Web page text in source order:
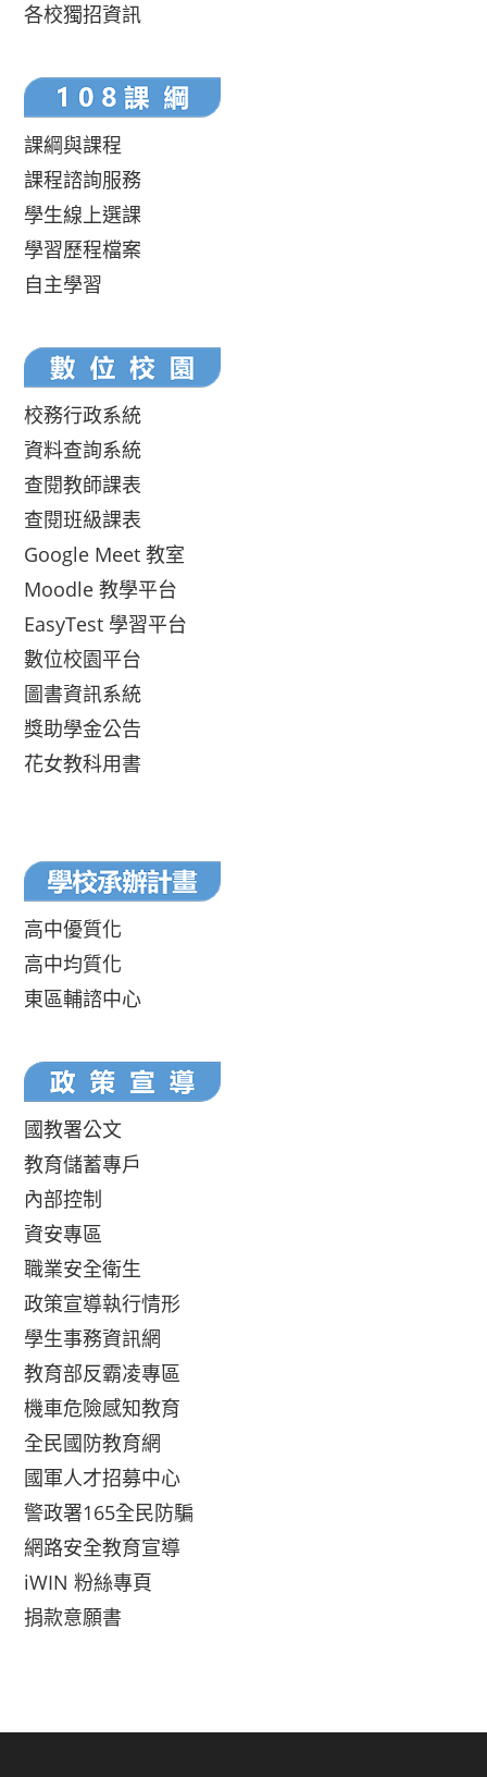
各校獨招資訊
課綱與課程
課程諮詢服務
學生線上選課
學習歷程檔案
自主學習
校務行政系統
資料查詢系統
查閱教師課表
查閱班級課表
Google Meet 教室
Moodle 教學平台
EasyTest 學習平台
數位校園平台
圖書資訊系統
獎助學金公告
花女教科用書
高中優質化
高中均質化
東區輔諮中心
國教署公文
教育儲蓄專戶
內部控制
資安專區
職業安全衛生
政策宣導執行情形
學生事務資訊網
教育部反霸凌專區
機車危險感知教育
全民國防教育網
國軍人才招募中心
警政署165全民防騙
網路安全教育宣導
iWIN 粉絲專頁
捐款意願書